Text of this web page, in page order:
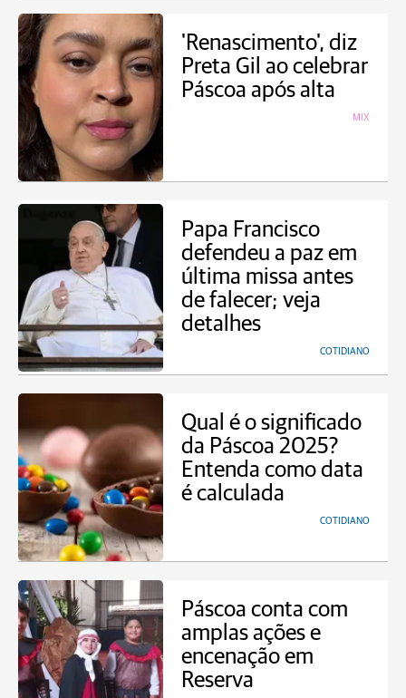
'Renascimento', diz
Preta Gil ao celebrar
Páscoa após alta
MIX
Papa Francisco
defendeu a paz em
última missa antes
de falecer; veja
detalhes
COTIDIANO
Qual é o significado
da Páscoa 2025?
Entenda como data
é calculada
COTIDIANO
Páscoa conta com
amplas ações e
encenação em
Reserva